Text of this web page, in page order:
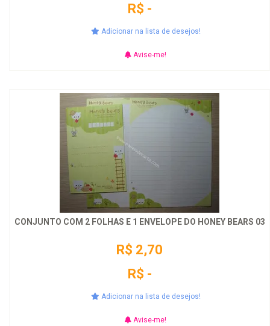
R$ -
Adicionar na lista de desejos!
Avise-me!
CONJUNTO COM 2 FOLHAS E 1 ENVELOPE DO HONEY BEARS 03
R$ 2,70
R$ -
Adicionar na lista de desejos!
Avise-me!